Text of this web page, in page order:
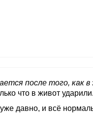
после того, как
что в живот ударили.
давно, и всё